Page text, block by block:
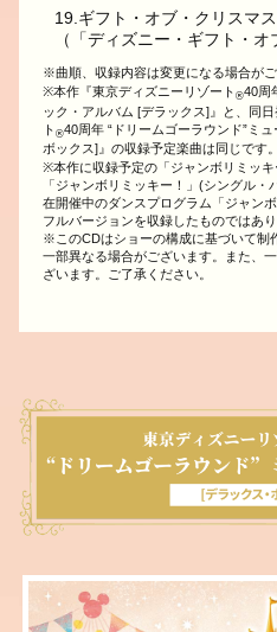
19.ギフト・オブ・クリスマ
（「ディズニー・ギフト・オ
※曲順、収録内容は変更になる場合がご
※本作『東京ディズニーリゾート ®40周
ック・アルバム [デラックス]』と、同
ト ®40周年 “ドリームゴーラウンド”ミ
ボックス]』の収録予定楽曲は同じです。
※本作に収録予定の「ジャンボリミッ
「ジャンボリミッキー！」(シングル
在開催中のダンスプログラム「ジャン
フルバージョンを収録したものではあ
※このCDはショーの構成に基づいて制
一部異なる場合がございます。また、
ざいます。ご了承ください。